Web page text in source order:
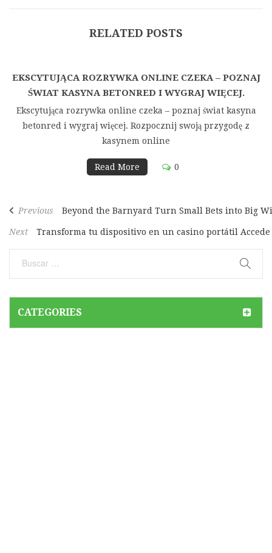
RELATED POSTS
EKSCYTUJĄCA ROZRYWKA ONLINE CZEKA – POZNAJ
ŚWIAT KASYNA BETONRED I WYGRAJ WIĘCEJ.
Ekscytująca rozrywka online czeka – poznaj świat kasyna
betonred i wygraj więcej. Rozpocznij swoją przygodę z
kasynem online
Read More 0
Navegación
entradas
Previous
Previous Beyond the Barnyard Turn Small Bets into Big
Next
Post
Next Transforma tu dispositivo en un casino portátil Accede
CATEGORIES